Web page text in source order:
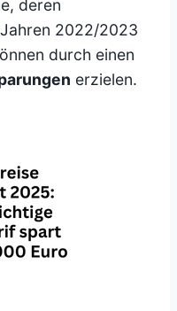
deren
2022/2023
durch einen
erzielen.